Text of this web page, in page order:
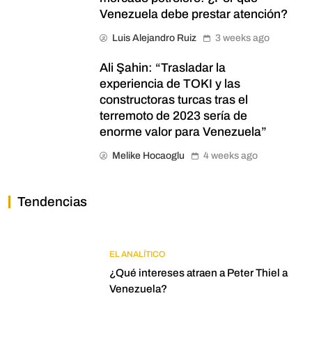
Venezuela debe prestar atención?
Luis Alejandro Ruiz 3 weeks ago
Ali Şahin: “Trasladar la
experiencia de TOKI y las
constructoras turcas tras el
terremoto de 2023 sería de
enorme valor para Venezuela”
Melike Hocaoglu 4 weeks ago
Tendencias
EL ANALÍTICO
¿Qué intereses atraen a Peter Thiel a
Venezuela?